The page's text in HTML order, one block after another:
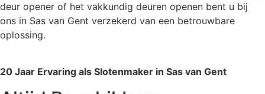
deur opener of het vakkundig deuren openen bent u bij
ons in Sas van Gent verzekerd van een betrouwbare
oplossing.
20 Jaar Ervaring als Slotenmaker in Sas van Gent